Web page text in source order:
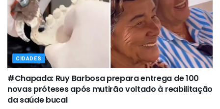
CIDADES
#Chapada: Ruy Barbosa prepara entrega de 100
novas próteses após mutirão voltado à reabilitação
da saúde bucal